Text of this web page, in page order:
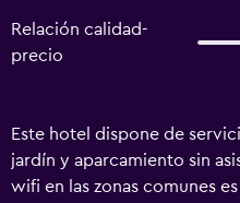
Relación calidad-
precio
Este hotel dispone de
jardín y aparcamiento sin
wifi en las zonas comunes